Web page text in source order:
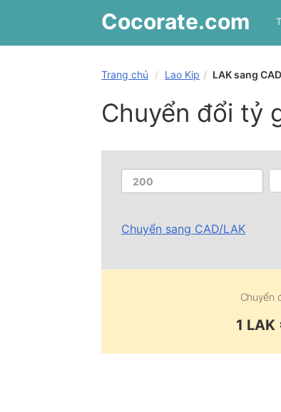
Cocorate.com
Trang chủ Lao Kip LAK sang CAD
Chuyển đổi tỷ
Chuyển sang CAD/LAK
Chuyển
1